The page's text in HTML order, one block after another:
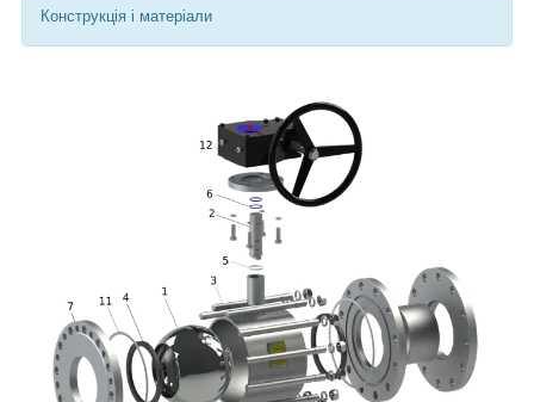
Конструкція і матеріали